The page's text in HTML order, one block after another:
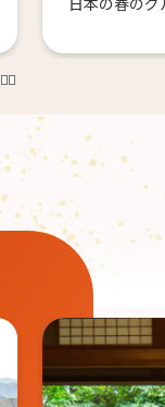
温泉や星
秋を楽し